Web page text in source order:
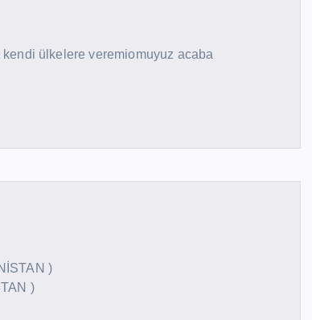
ülkelere veremiomuyuz acaba
)
)